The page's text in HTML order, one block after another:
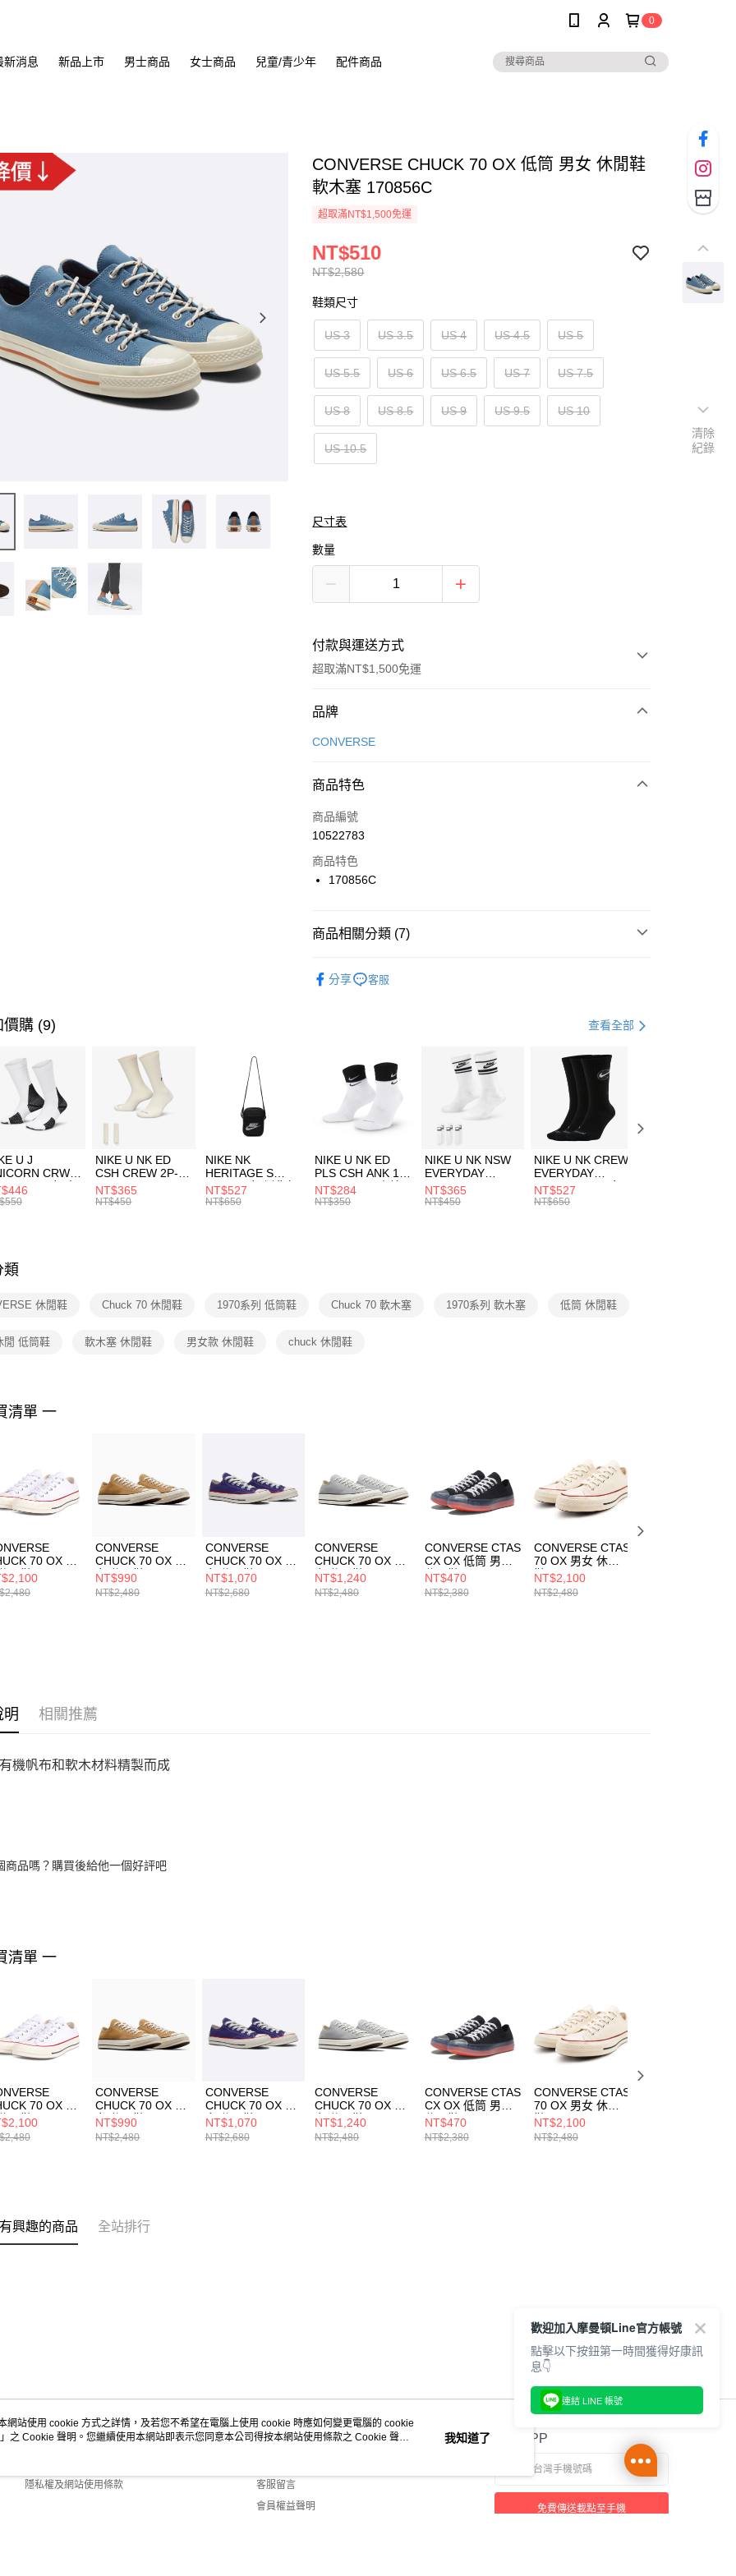
0
新消息 新品上市 男士商品 女士商品 兒童/青少年 配件商品
CONVERSE CHUCK 70 OX 低筒 男女 休閒鞋
軟木塞 170856C
超取滿NT$1,500免運
NT$2,580
NT$510
鞋類尺寸
US 3 US 3.5 US 4 US 4.5 US 5
US 5.5 US 6 US 6.5 US 7 US 7.5
US 8 US 8.5 US 9 US 9.5 US 10
US 10.5
尺寸表
數量
付款與運送方式
超取滿NT$1,500免運
付款方式
信用卡一次付款
合作金庫商業銀行
華南商業銀行
上海商業儲蓄銀行
國泰世華商業銀行
聯邦商業銀行
台新國際商業銀行
LINE Pay
Apple Pay
【關於「AFTEE先享後付」】
３．安心：先確認商品／服務後，再付款。
【「AFTEE先享後付」結帳流程】
１．於結帳方式選擇「AFTEE先享後付」後，將跳轉至「AFTEE先享後
付」結帳頁面，進行簡訊認證並確認金額後，即可完成結帳。
２．訂單成立數日內，您將收到繳費通知簡訊。
３．收到繳費通知簡訊後14天內，點擊此簡訊中的連結，可透過四大超商
／ATM／網路銀行／等多元方式進行付款，方視為交易完成。
※ 請注意：結帳手續完成當下不需立刻繳費，但若您需要取消訂單，請聯
絡購買商品的店家。未經商家同意取消之訂單仍視為有效，需透過AFTEE
先享後付繳納相關費用。
１．透過由恩沛科技股份有限公司提供之「AFTEE先享後付」服務完成之
交易，需依本服務之必要範圍內提供個人資料，並將交易相關給付款項請
２．關於個人資料處理事宜，請瀏覽以下網址：
形，恩沛科技股份有限公司將有權停止該用戶之使用額度並採取法律行
動。
每筆NT$100，滿NT$1,500(含以上)免運費
每筆NT$100，滿NT$1,500(含以上)免運費
付款後門市自取
每筆NT$100，滿NT$1,500(含以上)免運費
品牌
CONVERSE
商品特色
商品編號
10522783
商品特色
170856C
商品相關分類 (7)
經典系列 CONVERSE 1970系列
限時降價專區⬇
促銷活動 兒童/青少年｜鞋服6折起
分享 客服
價購 (9) 查看全部
U J
CRW
-160 男女 中
FZ3393100
NIKE U NK ED
CSH CREW 2P-
144 EMBRDY 男
女 短統襪
NT$365
NT$450
NIKE NK
HERITAGE S
SMIT 男女 側背包
BA5871010
NT$527
NT$650
NIKE U NK ED
PLS CSH ANK 1P
144 DBL 男 中統
襪 DH4058104
NT$284
NT$350
NIKE U NK NSW
EVERYDAY
ESSENTIAL CR
男女 短統襪
NT$365
NT$450
NIKE U NK CREW
EVERYDAY
BBALL 3PR 男女
長統襪
NT$527
NT$650
類
休閒鞋 Chuck 70 休閒鞋 1970系列 低筒鞋 Chuck 70 軟木塞 1970系列 軟木塞 低筒 休閒鞋
閒 低筒鞋 軟木塞 休閒鞋 男女款 休閒鞋 chuck 休閒鞋
清單 一
70 OX 男
閒鞋
CONVERSE
CHUCK 70 OX 男
女 休閒鞋
A09146C
NT$990
NT$2,480
CONVERSE
CHUCK 70 OX 男
女 休閒鞋
A10351C
NT$1,070
NT$2,680
CONVERSE
CHUCK 70 OX 男
女 休閒鞋
A09145C
NT$1,240
NT$2,480
CONVERSE CTAS
CX OX 低筒 男女
休閒鞋 168568C
NT$470
NT$2,380
CONVERSE CTAS
70 OX 男女 休閒
鞋 162062C
NT$2,100
NT$2,480
明 相關推薦
機帆布和軟木材料精製而成
商品嗎？購買後給他一個好評吧
清單 一
70 OX 男
閒鞋
CONVERSE
CHUCK 70 OX 男
女 休閒鞋
A09146C
NT$990
NT$2,480
CONVERSE
CHUCK 70 OX 男
女 休閒鞋
A10351C
NT$1,070
NT$2,680
CONVERSE
CHUCK 70 OX 男
女 休閒鞋
A09145C
NT$1,240
NT$2,480
CONVERSE CTAS
CX OX 低筒 男女
休閒鞋 168568C
NT$470
NT$2,380
CONVERSE CTAS
70 OX 男女 休閒
鞋 162062C
NT$2,100
NT$2,480
興趣的商品 全站排行
關於我們
隱私權及網站使用條款
客服資訊
客服留言
會員權益聲明
官方APP
免費傳送載點至手機
清除
紀錄
網站使用 cookie 方式之詳情，及若您不希望在電腦上使用 cookie 時應如何變更電腦的 cookie
」之 Cookie 聲明。您繼續使用本網站即表示您同意本公司得按本網站使用條款之 Cookie 聲明
我知道了
歡迎加入摩曼頓Line官方帳號
點擊以下按鈕第一時間獲得好康訊
息👇
連結 LINE 帳號